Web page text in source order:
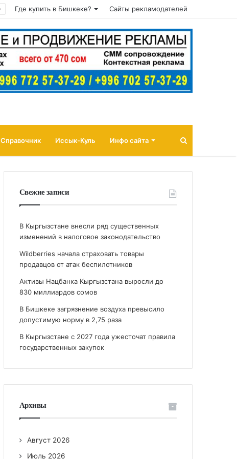
Где купить в Бишкеке? Сайты рекламодателей
Справочник Иссык-Куль Инфо сайта
Свежие записи
В Кыргызстане внесли ряд существенных
изменений в налоговое законодательство
Wildberries начала страховать товары
продавцов от атак беспилотников
Активы Нацбанка Кыргызстана выросли до
830 миллиардов сомов
В Бишкеке загрязнение воздуха превысило
допустимую норму в 2,75 раза
В Кыргызстане с 2027 года ужесточат правила
государственных закупок
Архивы
Август 2026
Июль 2026